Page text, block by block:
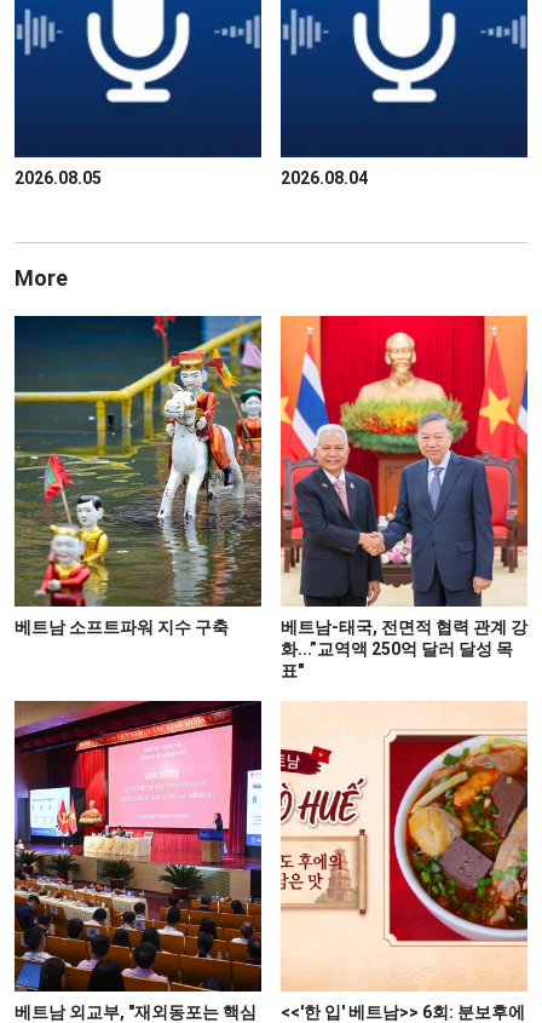
2026.08.05 2026.08.04
More
베트남 소프트파워 지수 구축
베트남-태국, 전면적 협력 관계 강
화...”교역액 250억 달러 달성 목
표"
베트남 외교부, "재외동포는 핵심
<<'한 입' 베트남>> 6회: 분보후에